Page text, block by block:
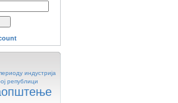
индустрија
републици